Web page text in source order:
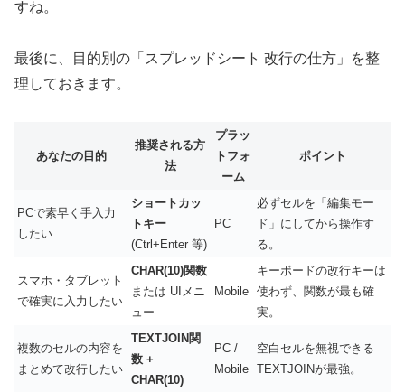
すね。
最後に、目的別の「スプレッドシート 改行の仕方」を整
理しておきます。
あなたの目的
推奨される方
法
プラッ
トフォ
ーム
ポイント
PCで素早く手入力
したい
ショートカッ
トキー
(Ctrl+Enter 等)
PC
必ずセルを「編集モー
ド」にしてから操作す
る。
スマホ・タブレット
で確実に入力したい
CHAR(10)関数
または UIメニ
ュー
Mobile
キーボードの改行キーは
使わず、関数が最も確
実。
複数のセルの内容を
まとめて改行したい
TEXTJOIN関
数 +
CHAR(10)
PC /
Mobile
空白セルを無視できる
TEXTJOINが最強。